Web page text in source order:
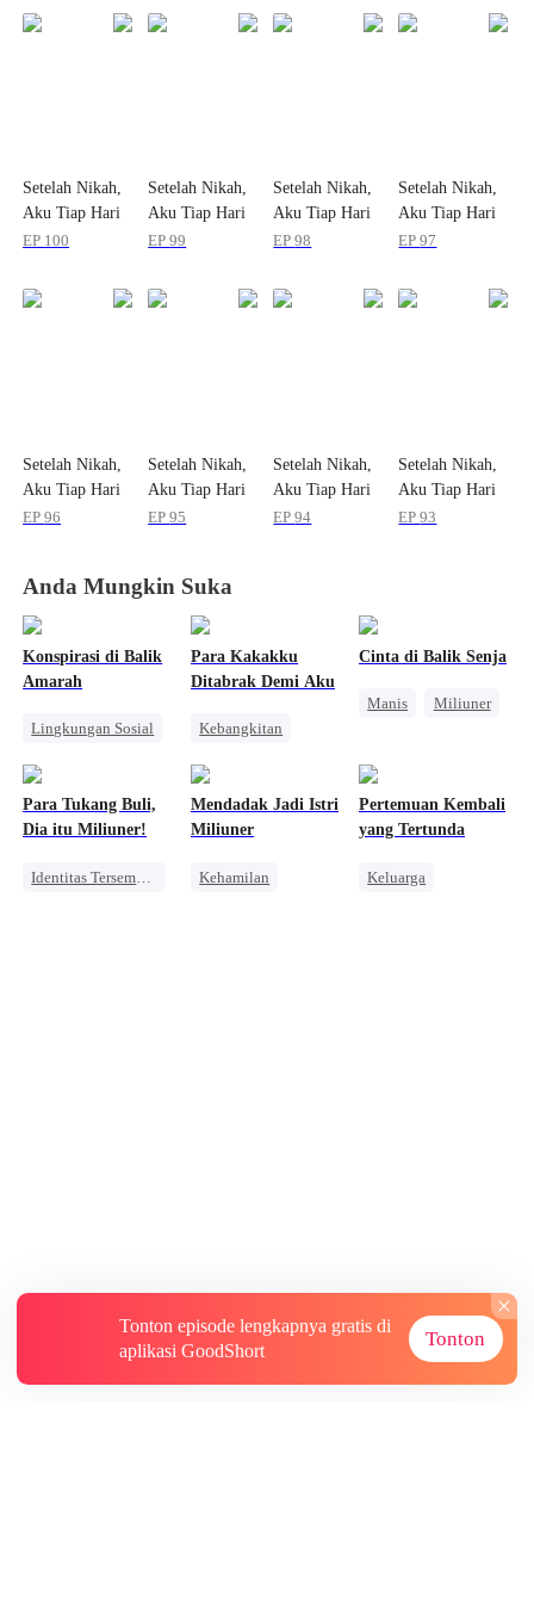
Setelah Nikah,
Aku Tiap Hari
Dimanjakan
EP 100
Setelah Nikah,
Aku Tiap Hari
Dimanjakan
EP99
Setelah Nikah,
Aku Tiap Hari
Dimanjakan
EP98
Setelah Nikah,
Aku Tiap Hari
Dimanjakan
EP97
Setelah Nikah,
Aku Tiap Hari
Dimanjakan
EP96
Setelah Nikah,
Aku Tiap Hari
Dimanjakan
EP95
Setelah Nikah,
Aku Tiap Hari
Dimanjakan
EP94
Setelah Nikah,
Aku Tiap Hari
Dimanjakan
EP93
Anda Mungkin Suka
Konspirasi di Balik
Amarah
Lingkungan Sosial
Pahlawan Kembali
Para Kakakku
Ditabrak Demi Aku
Kebangkitan
Cinta di Balik Senja
Manis
Miliuner
Para Tukang Buli,
Dia itu Miliuner!
Identitas Tersembunyi
Mendadak Jadi Istri
Miliuner
Kehamilan
Pertemuan Kembali
yang Tertunda
Keluarga
Tonton episode lengkapnya gratis di
aplikasi GoodShort
Tonton